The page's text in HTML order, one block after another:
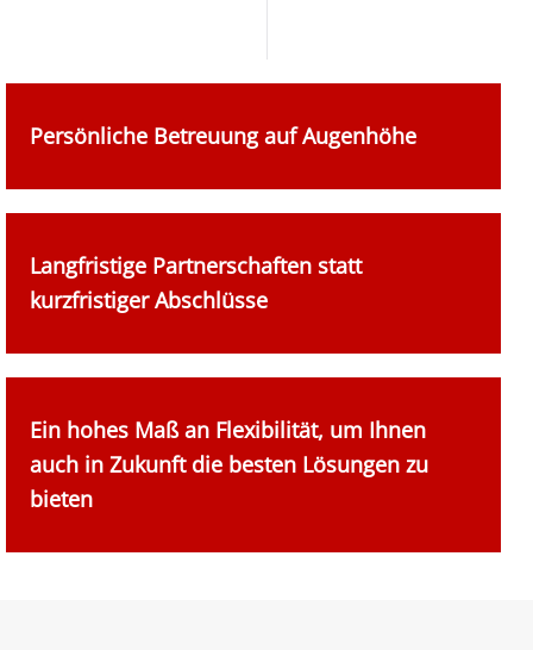
Persönliche Betreuung auf Augenhöhe
Langfristige Partnerschaften statt
kurzfristiger Abschlüsse
Ein hohes Maß an Flexibilität, um Ihnen
auch in Zukunft die besten Lösungen zu
bieten